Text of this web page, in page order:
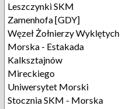
Leszczynki SKM
Zamenhofa [GDY]
Węzeł Żołnierzy Wyklętych
Morska - Estakada
Kalksztajnów
Mireckiego
Uniwersytet Morski
Stocznia SKM - Morska